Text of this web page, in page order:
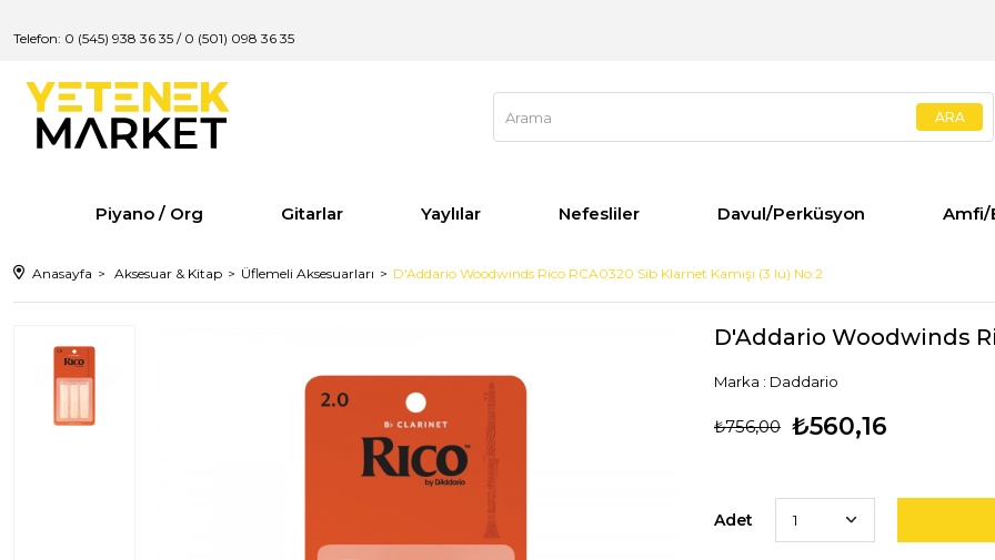
Telefon: 0 (545) 938 36 35 / 0 (501) 098 36 35
Piyano / Org Gitarlar Yaylılar Nefesliler Davul/Perküsyon Amfi/
Anasayfa Aksesuar & Kitap Üflemeli Aksesuarları D'Addario Woodwinds Rico RCA0320 Sib Klarnet Kamışı (3 lü) No:2
D'Addario Woodwinds
Marka : Daddario
₺756,00 ₺560,16
Adet